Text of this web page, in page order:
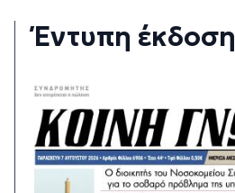
Έντυπη έκδοση